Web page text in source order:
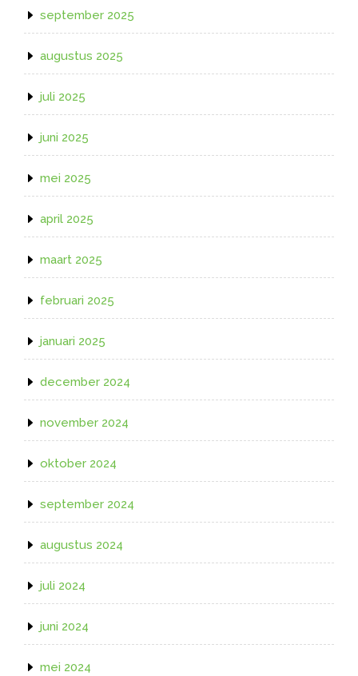
september 2025
augustus 2025
juli 2025
juni 2025
mei 2025
april 2025
maart 2025
februari 2025
januari 2025
december 2024
november 2024
oktober 2024
september 2024
augustus 2024
juli 2024
juni 2024
mei 2024